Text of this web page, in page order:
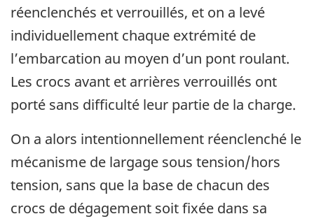
réenclenchés et verrouillés, et on a levé
individuellement chaque extrémité de
l’embarcation au moyen d’un pont roulant.
Les crocs avant et arrières verrouillés ont
porté sans difficulté leur partie de la charge.
On a alors intentionnellement réenclenché le
mécanisme de largage sous tension/hors
tension, sans que la base de chacun des
crocs de dégagement soit fixée dans sa